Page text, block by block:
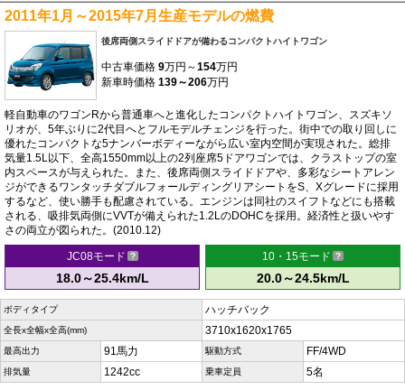
2011年1月～2015年7月生産モデルの燃費
後席両側スライドドアが備わるコンパクトハイトワゴン
中古車価格 9万円～154万円
新車時価格 139～206万円
軽自動車のワゴンRから普通車へと進化したコンパクトハイトワゴン、スズキソ
リオが、5年ぶりに2代目へとフルモデルチェンジを行った。街中での取り回しに
優れたコンパクトな5ナンバーボディーながら広い室内空間が実現された。総排
気量1.5L以下、全高1550mm以上の2列座席5ドアワゴンでは、クラストップの室
内スペースが与えられた。また、後席両側スライドドアや、多彩なシートアレン
ジができるワンタッチダブルフォールディングリアシートをS、Xグレードに採用
するなど、使い勝手も配慮されている。エンジンは同社のスイフトなどにも搭載
される、吸排気両側にVVTが備えられた1.2LのDOHCを採用。経済性と扱いやす
さの両立が図られた。(2010.12)
JC08モード
18.0～25.4km/L
10・15モード
20.0～24.5km/L
ボディタイプ ハッチバック
全長x全幅x全高(mm) 3710x1620x1765
最高出力 91馬力 駆動方式 FF/4WD
排気量 1242cc 乗車定員
5名